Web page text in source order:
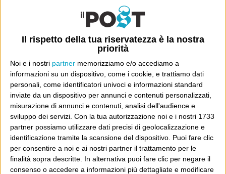
Il rispetto della tua riservatezza è la nostra
priorità
Noi e i nostri partner memorizziamo e/o accediamo a
informazioni su un dispositivo, come i cookie, e trattiamo dati
personali, come identificatori univoci e informazioni standard
inviate da un dispositivo per annunci e contenuti personalizzati,
misurazione di annunci e contenuti, analisi dell'audience e
sviluppo dei servizi. Con la tua autorizzazione noi e i nostri 1733
partner possiamo utilizzare dati precisi di geolocalizzazione e
identificazione tramite la scansione del dispositivo. Puoi fare clic
per consentire a noi e ai nostri partner il trattamento per le
finalità sopra descritte. In alternativa puoi fare clic per negare il
consenso o accedere a informazioni più dettagliate e modificare